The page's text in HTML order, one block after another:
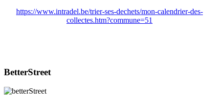
https://www.intradel.be/trier-ses-dechets/mon-calendrier-des-
collectes.htm?commune=51
BetterStreet